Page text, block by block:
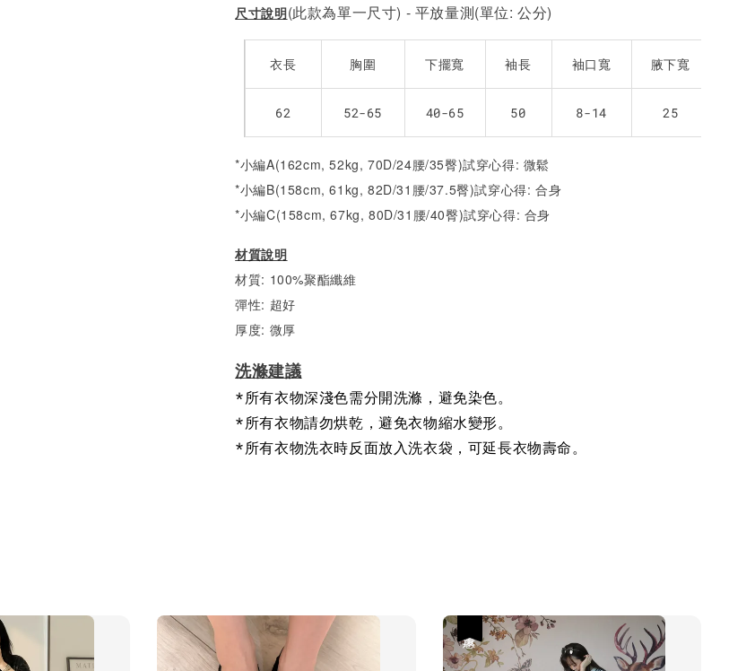
尺寸說明(此款為單一尺寸) - 平放量測(單位: 公分)
衣長 胸圍 下擺寬 袖長 袖口寬 腋下寬
62 52-65 40-65 50 8-14 25
*小編A(162cm, 52kg, 70D/24腰/35臀)試穿心得: 微鬆
*小編B(158cm, 61kg, 82D/31腰/37.5臀)試穿心得: 合身
*小編C(158cm, 67kg, 80D/31腰/40臀)試穿心得: 合身
材質說明
材質: 100%聚酯纖維
彈性: 超好
厚度: 微厚
洗滌建議
*所有衣物深淺色需分開洗滌，避免染色。
*所有衣物請勿烘乾，避免衣物縮水變形。
*所有衣物洗衣時反面放入洗衣袋，可延長衣物壽命。